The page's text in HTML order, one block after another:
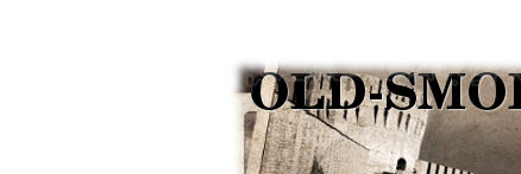
Старый Cмоленск